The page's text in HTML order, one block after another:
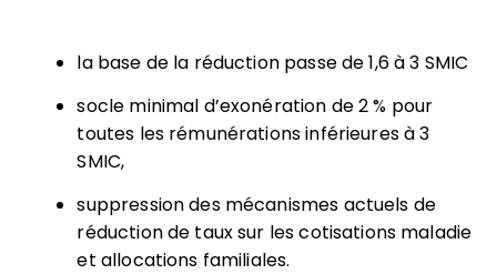
la base de la réduction passe de 1,6 à 3 SMIC
socle minimal d’exonération de 2 % pour
toutes les rémunérations inférieures à 3
SMIC,
suppression des mécanismes actuels de
réduction de taux sur les cotisations maladie
et allocations familiales.